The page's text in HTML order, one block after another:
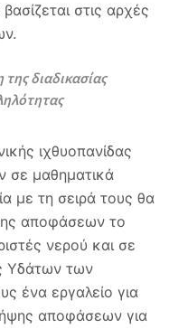
στις αρχές
διαδικασίας
ιχθυοπανίδας
σε μαθηματικά
με τη σειρά τους θα
αποφάσεων το
νερού και σε
Υδάτων των
ένα εργαλείο για
αποφάσεων για